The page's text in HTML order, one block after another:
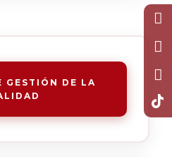
GESTIÓN DE LA